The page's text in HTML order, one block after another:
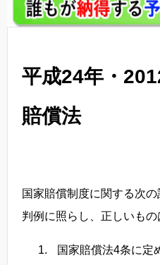
平成24年・
賠償法
国家賠償制度に関する次
判例に照らし、正しいもの
国家賠償法4条に定